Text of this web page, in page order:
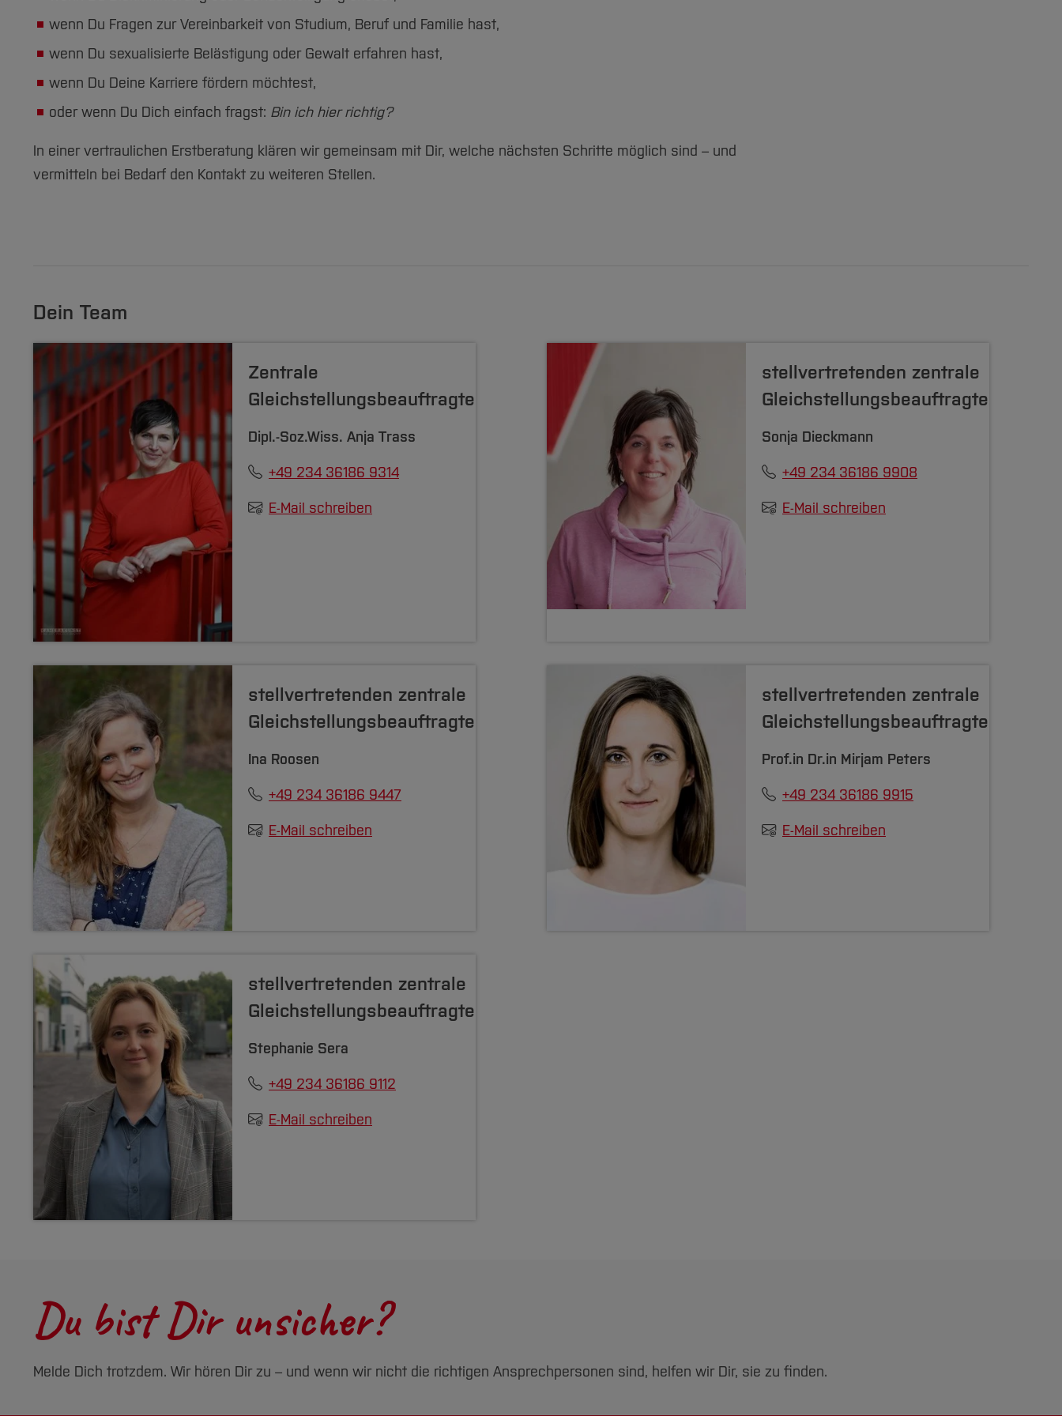
wenn Du Fragen zur Vereinbarkeit von Studium, Beruf und Familie hast,
wenn Du sexualisierte Belästigung oder Gewalt erfahren hast,
wenn Du Deine Karriere fördern möchtest,
oder wenn Du Dich einfach fragst: Bin ich hier richtig?
In einer vertraulichen Erstberatung klären wir gemeinsam mit Dir, welche nächsten Schritte möglich sind – und
vermitteln bei Bedarf den Kontakt zu weiteren Stellen.
Dein Team
Zentrale
Gleichstellungsbeauftragte
Dipl.-Soz.Wiss. Anja Trass
+49 234 36186 9314
E-Mail schreiben
stellvertretenden zentrale
Gleichstellungsbeauftragte
Sonja Dieckmann
+49 234 36186 9908
E-Mail schreiben
stellvertretenden zentrale
Gleichstellungsbeauftragte
Ina Roosen
+49 234 36186 9447
E-Mail schreiben
stellvertretenden zentrale
Gleichstellungsbeauftragte
Prof.in Dr.in Mirjam Peters
+49 234 36186 9915
E-Mail schreiben
stellvertretenden zentrale
Gleichstellungsbeauftragte
Stephanie Sera
+49 234 36186 9112
E-Mail schreiben
Du bist Dir unsicher?
Melde Dich trotzdem. Wir hören Dir zu – und wenn wir nicht die richtigen Ansprechpersonen sind, helfen wir Dir, sie zu finden.